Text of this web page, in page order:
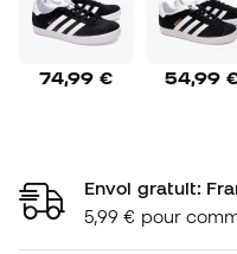
74,99 € 54,99
Envoi gratuit:
5,99 € pour